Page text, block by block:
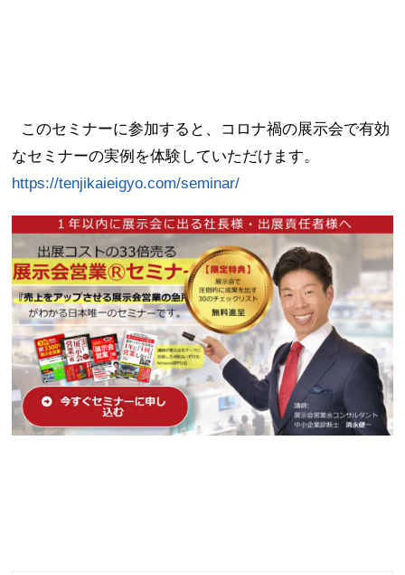
このセミナーに参加すると、コロナ禍の展示会で有効
なセミナーの実例を体験していただけます。
https://tenjikaieigyo.com/seminar/